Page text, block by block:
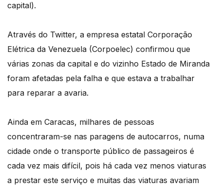
capital).
Através do Twitter, a empresa estatal Corporação
Elétrica da Venezuela (Corpoelec) confirmou que
várias zonas da capital e do vizinho Estado de Miranda
foram afetadas pela falha e que estava a trabalhar
para reparar a avaria.
Ainda em Caracas, milhares de pessoas
concentraram-se nas paragens de autocarros, numa
cidade onde o transporte público de passageiros é
cada vez mais difícil, pois há cada vez menos viaturas
a prestar este serviço e muitas das viaturas avariam